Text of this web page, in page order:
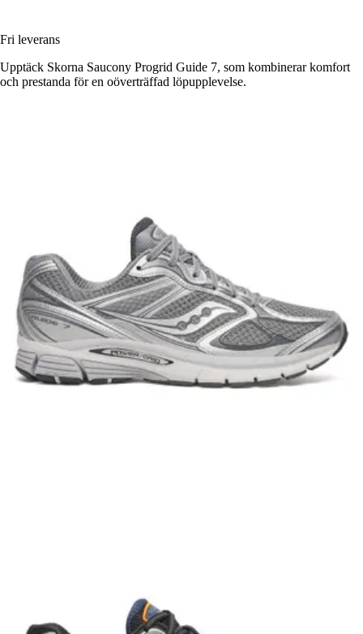
Fri leverans
Upptäck Skorna Saucony Progrid Guide 7, som kombinerar komfort
och prestanda för en oöverträffad löpupplevelse.